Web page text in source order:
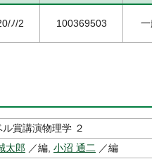
ﾉ/2 100369503
ル賞講演物理学 ２
太郎 ／編, 小沼 通二 ／編